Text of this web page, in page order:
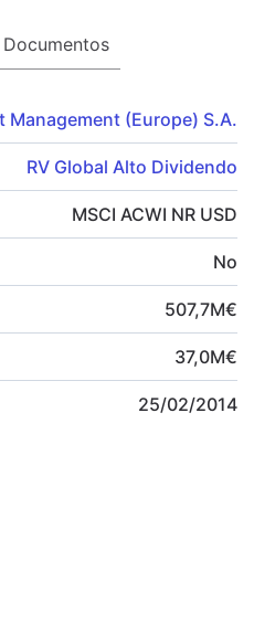
Documentos
Management (Europe) S.A.
RV Global Alto Dividendo
MSCI ACWI NR USD
No
507,7M€
37,0M€
25/02/2014